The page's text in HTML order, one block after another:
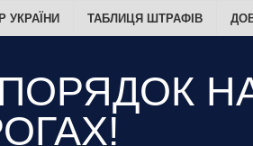
УКРАЇНИ ТАБЛИЦЯ ШТРАФІВ